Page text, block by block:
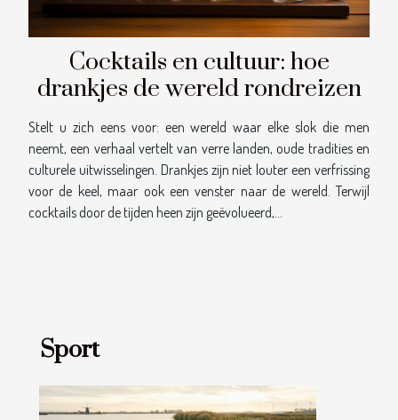
Cocktails en cultuur: hoe
drankjes de wereld rondreizen
Stelt u zich eens voor: een wereld waar elke slok die men
neemt, een verhaal vertelt van verre landen, oude tradities en
culturele uitwisselingen. Drankjes zijn niet louter een verfrissing
voor de keel, maar ook een venster naar de wereld. Terwijl
cocktails door de tijden heen zijn geëvolueerd,...
Sport